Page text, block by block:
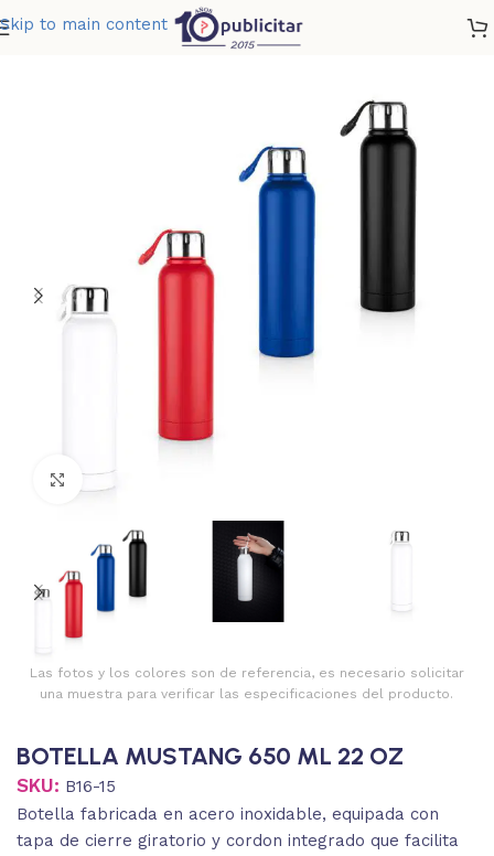
Skip to main content
BOTELLA MUSTANG 650 ML 22 OZ
Clic para ampliar
Las fotos y los colores son de referencia, es necesario solicitar
una muestra para verificar las especificaciones del producto.
BOTELLA MUSTANG 650 ML 22 OZ
SKU: B16-15
Botella fabricada en acero inoxidable, equipada con
tapa de cierre giratorio y cordon integrado que facilita